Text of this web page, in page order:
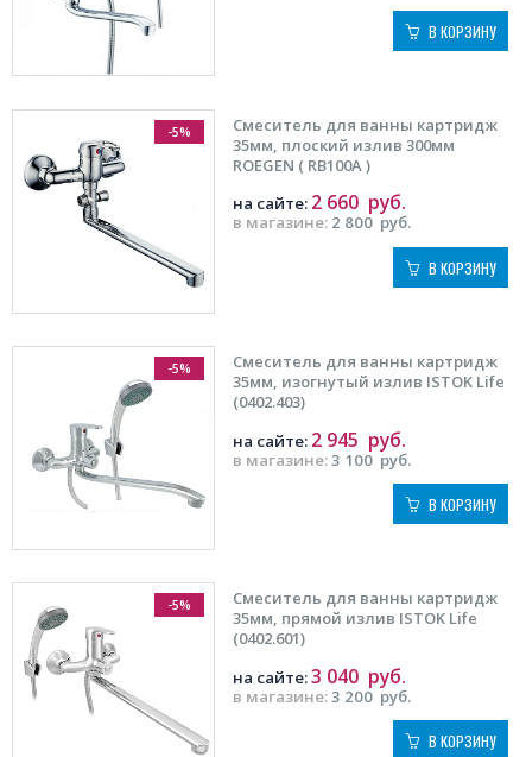
В КОРЗИНУ
-5%
Смеситель для ванны картридж
35мм, плоский излив 300мм
ROEGEN ( RB100A )
в магазине: 2 800 руб.
на сайте: 2 660 руб.
В КОРЗИНУ
-5%
Смеситель для ванны картридж
35мм, изогнутый излив ISTOK Life
(0402.403)
в магазине:3 100 руб.
на сайте: 2 945 руб.
В КОРЗИНУ
-5%
Смеситель для ванны картридж
35мм, прямой излив ISTOK Life
(0402.601)
в магазине:3 200 руб.
на сайте:3 040 руб.
В КОРЗИНУ